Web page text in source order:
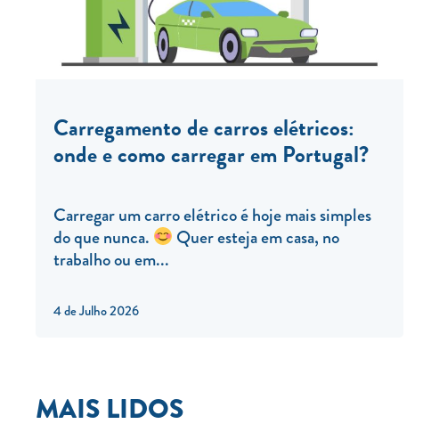
4 de Julho 2026
Carregamento de carros elétricos:
onde e como carregar em Portugal?
Carregar um carro elétrico é hoje mais simples
do que nunca.
Quer esteja em casa, no
trabalho ou em...
MAIS LIDOS